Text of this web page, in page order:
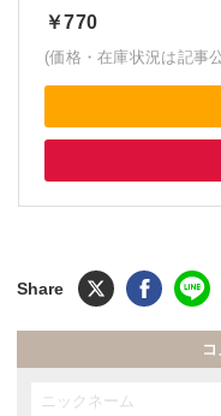
￥770
(価格・在庫状況は記事